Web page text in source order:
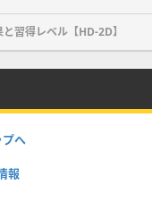
習得レベル【HD-2D】
プへ
報